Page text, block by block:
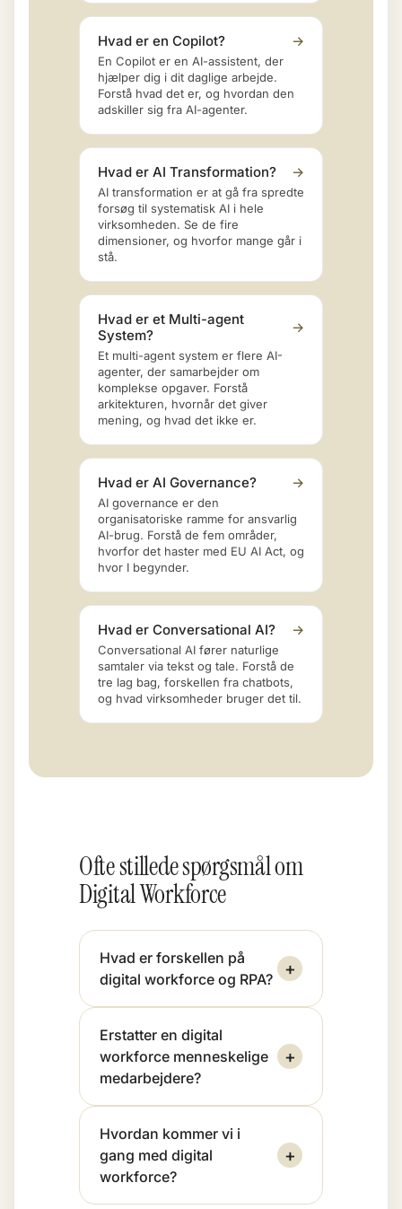
Hvad er en Copilot? →
En Copilot er en AI-assistent, der
hjælper dig i dit daglige arbejde.
Forstå hvad det er, og hvordan den
adskiller sig fra AI-agenter.
Hvad er AI Transformation? →
AI transformation er at gå fra spredte
forsøg til systematisk AI i hele
virksomheden. Se de fire
dimensioner, og hvorfor mange går i
stå.
Hvad er et Multi-agent
System?
→
Et multi-agent system er flere AI-
agenter, der samarbejder om
komplekse opgaver. Forstå
arkitekturen, hvornår det giver
mening, og hvad det ikke er.
Hvad er AI Governance? →
AI governance er den
organisatoriske ramme for ansvarlig
AI-brug. Forstå de fem områder,
hvorfor det haster med EU AI Act, og
hvor I begynder.
Hvad er Conversational AI? →
Conversational AI fører naturlige
samtaler via tekst og tale. Forstå de
tre lag bag, forskellen fra chatbots,
og hvad virksomheder bruger det til.
Ofte stillede spørgsmål om
Digital Workforce
Hvad er forskellen på
digital workforce og RPA?
+
Erstatter en digital
workforce menneskelige
medarbejdere?
+
Hvordan kommer vi i
gang med digital
workforce?
+